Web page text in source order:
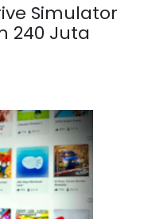
Simulator
240 Juta